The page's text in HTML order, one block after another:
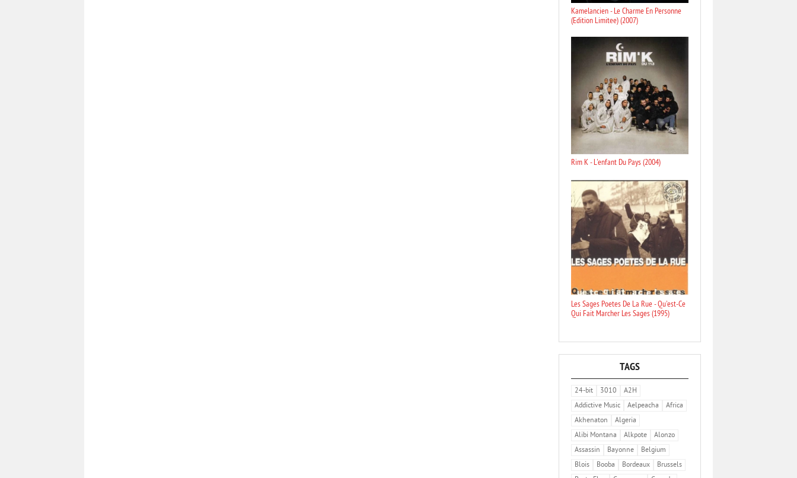
Kamelancien - Le Charme En Personne
(Edition Limitee) (2007)
Rim K - L'enfant Du Pays (2004)
Les Sages Poetes De La Rue - Qu'est-Ce
Qui Fait Marcher Les Sages (1995)
TAGS
24-bit 3010
A2H
Addictive Music
Aelpeacha
Africa
Akhenaton
Algeria
Alibi Montana
Alkpote
Alonzo
Assassin
Bayonne
Belgium
Blois
Booba Bordeaux
Brussels